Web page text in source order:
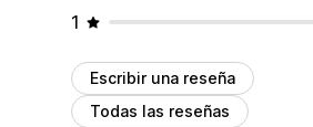
1
Escribir una reseña
Todas las reseñas